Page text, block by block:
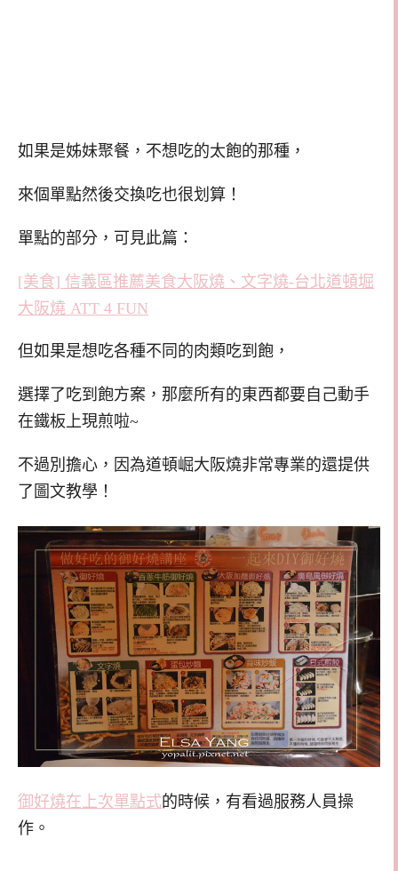
如果是姊妹聚餐，不想吃的太飽的那種，
來個單點然後交換吃也很划算！
單點的部分，可見此篇：
[美食] 信義區推薦美食大阪燒、文字燒-台北道頓堀
大阪燒 ATT 4 FUN
但如果是想吃各種不同的肉類吃到飽，
選擇了吃到飽方案，那麼所有的東西都要自己動手
在鐵板上現煎啦~
不過別擔心，因為道頓崛大阪燒非常專業的還提供
了圖文教學！
御好燒在上次單點式的時候，有看過服務人員操
作。